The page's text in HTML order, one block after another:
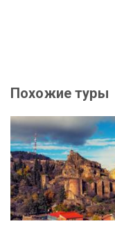
Похожие туры